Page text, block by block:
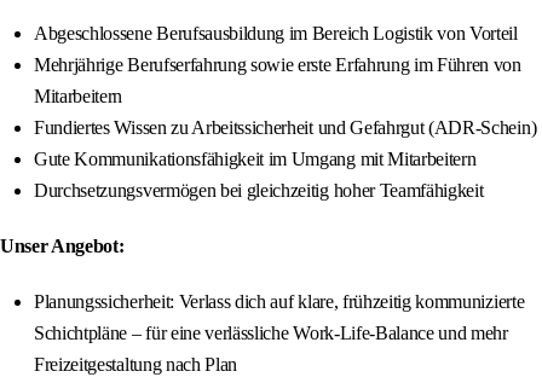
Abgeschlossene Berufsausbildung im Bereich Logistik von Vorteil
Mehrjährige Berufserfahrung sowie erste Erfahrung im Führen von
Mitarbeitern
Fundiertes Wissen zu Arbeitssicherheit und Gefahrgut (ADR-Schein)
Gute Kommunikationsfähigkeit im Umgang mit Mitarbeitern
Durchsetzungsvermögen bei gleichzeitig hoher Teamfähigkeit
Unser Angebot:
Planungssicherheit: Verlass dich auf klare, frühzeitig kommunizierte
Schichtpläne – für eine verlässliche Work-Life-Balance und mehr
Freizeitgestaltung nach Plan